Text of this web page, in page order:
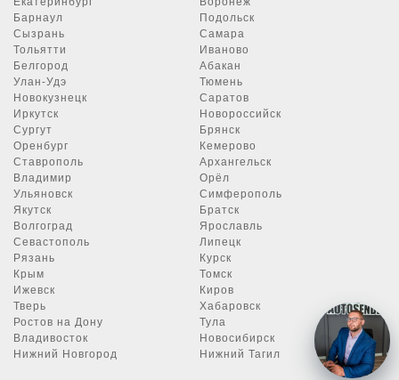
Барнаул
Подольск
Сызрань
Самара
Тольятти
Иваново
Белгород
Абакан
Улан-Удэ
Тюмень
Новокузнецк
Саратов
Иркутск
Новороссийск
Сургут
Брянск
Оренбург
Кемерово
Ставрополь
Архангельск
Владимир
Орёл
Ульяновск
Симферополь
Якутск
Братск
Волгоград
Ярославль
Севастополь
Липецк
Рязань
Курск
Крым
Томск
Ижевск
Киров
Тверь
Хабаровск
Ростов на Дону
Тула
Владивосток
Новосибирск
Нижний Новгород
Нижний Тагил